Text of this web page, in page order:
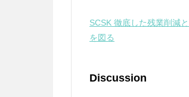
SCSK 徹底した残業削減
を図る
Discussion